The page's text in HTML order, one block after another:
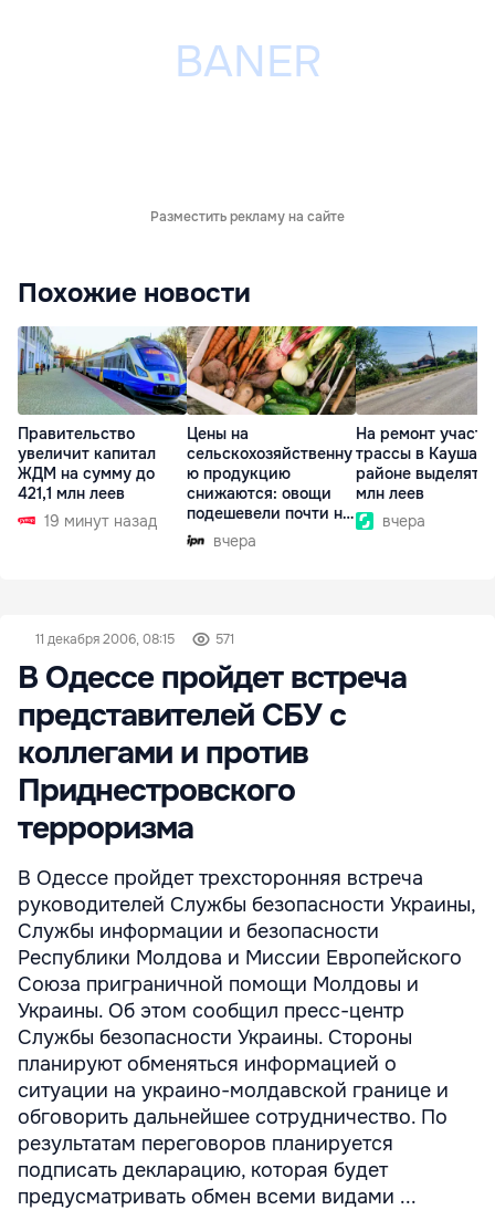
Разместить рекламу на сайте
Похожие новости
Правительство
увеличит капитал
ЖДМ на сумму до
421,1 млн леев
19 минут назад
Цены на
сельскохозяйственну
ю продукцию
снижаются: овощи
подешевели почти на
30%вчера
На ремонт
трассы в
районе выделят
млн леев
вчера
11 декабря 2006, 08:15 571
В Одессе пройдет встреча
представителей СБУ с
коллегами и против
Приднестровского
терроризма
В Одессе пройдет трехсторонняя встреча
руководителей Службы безопасности Украины,
Службы информации и безопасности
Республики Молдова и Миссии Европейского
Союза приграничной помощи Молдовы и
Украины. Об этом сообщил пресс-центр
Службы безопасности Украины. Стороны
планируют обменяться информацией о
ситуации на украино-молдавской границе и
обговорить дальнейшее сотрудничество. По
результатам переговоров планируется
подписать декларацию, которая будет
предусматривать обмен всеми видами ...